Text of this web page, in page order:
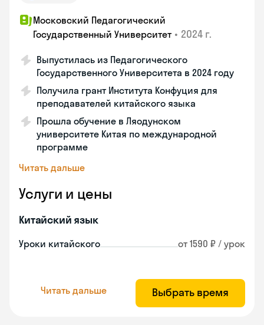
Московский Педагогический
Государственный Университет • 2024 г.
Выпустилась из Педагогического
Государственного Университета в 2024 году
Получила грант Института Конфуция для
преподавателей китайского языка
Прошла обучение в Ляодунском
университете Китая по международной
программе
Читать дальше
Услуги и цены
Китайский язык
Уроки китайского от 1590 ₽ / урок
Читать дальше Выбрать время